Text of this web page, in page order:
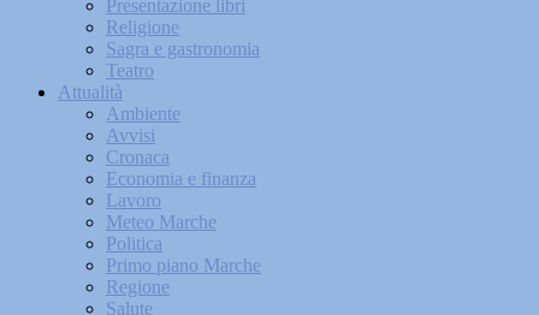
Presentazione libri
Religione
Sagra e gastronomia
Teatro
Attualità
Ambiente
Avvisi
Cronaca
Economia e finanza
Lavoro
Meteo Marche
Politica
Primo piano Marche
Regione
Salute